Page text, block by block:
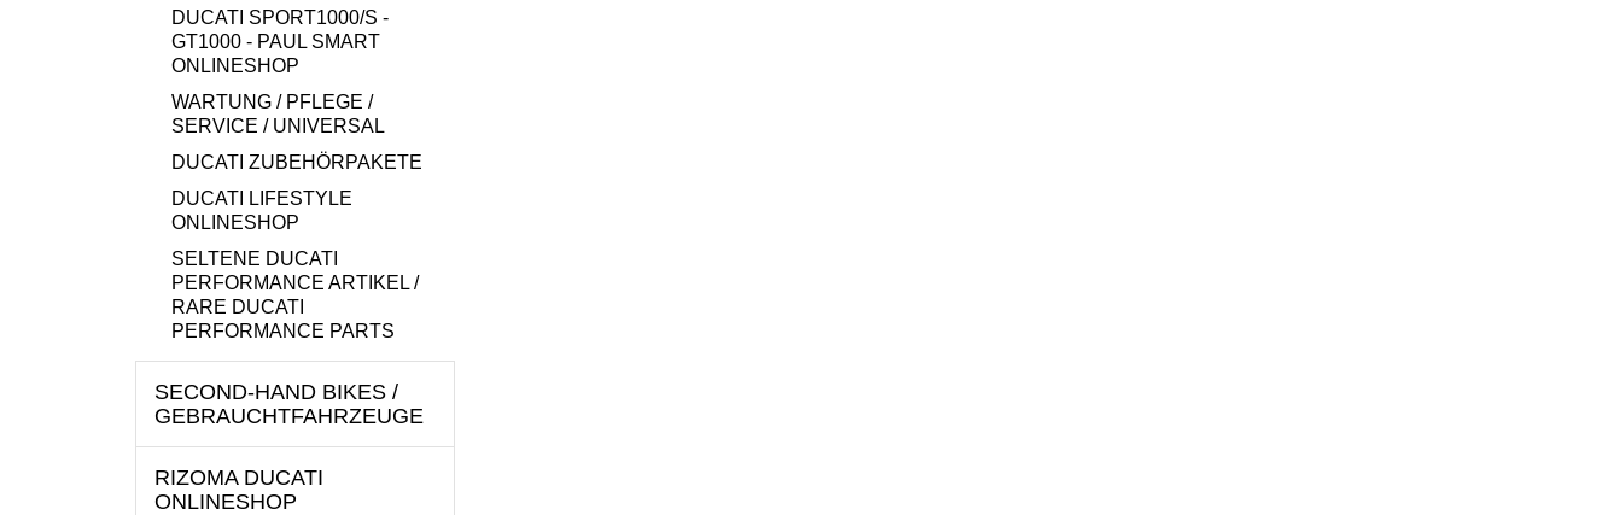
DUCATI SPORT1000/S -
GT1000 - PAUL SMART
ONLINESHOP
WARTUNG / PFLEGE /
SERVICE / UNIVERSAL
DUCATI ZUBEHÖRPAKETE
DUCATI LIFESTYLE
ONLINESHOP
SELTENE DUCATI
PERFORMANCE ARTIKEL /
RARE DUCATI
PERFORMANCE PARTS
SECOND-HAND BIKES /
GEBRAUCHTFAHRZEUGE
RIZOMA DUCATI
ONLINESHOP